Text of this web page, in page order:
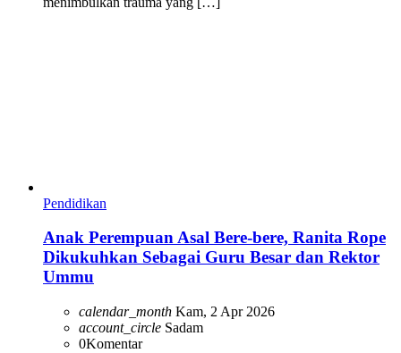
Pendidikan
Anak Perempuan Asal Bere-bere, Ranita Rope
Dikukuhkan Sebagai Guru Besar dan Rektor
Ummu
calendar_month Kam, 2 Apr 2026
account_circle Sadam
0Komentar